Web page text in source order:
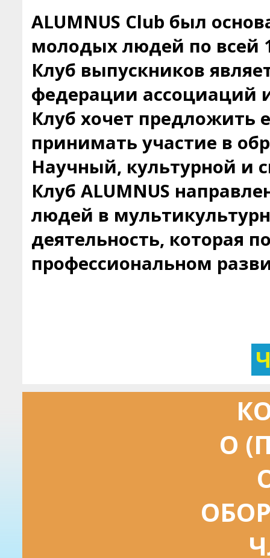
ALUMNUS Club был
молодых людей по всей
Клуб выпускников
федерации ассоциаций
Клуб хочет предложить
принимать участие в
Научный, культурной и
Клуб ALUMNUS
людей в
деятельность, которая
профессиональном
О